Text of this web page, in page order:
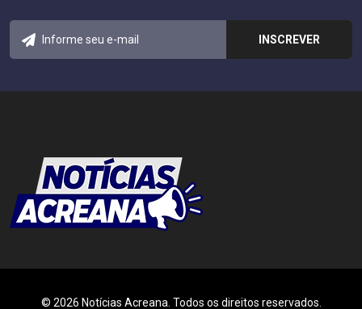
© 2026 Notícias Acreana. Todos os direitos reservados.